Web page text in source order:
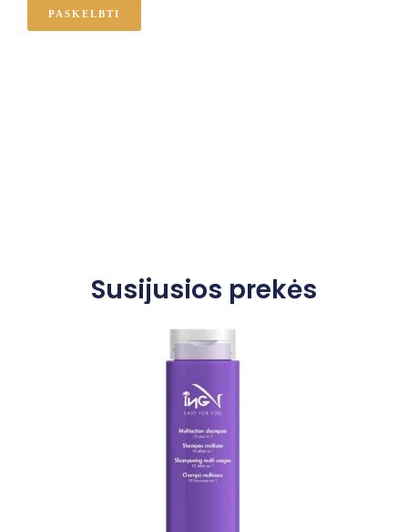
Susijusios prekės